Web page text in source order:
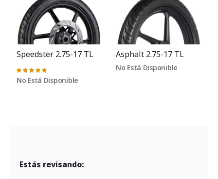
Speedster 2.75-17 TL
Valoración:
100%
No Está Disponible
Asphalt 2.75-17 TL
No Está Disponible
Estás revisando: